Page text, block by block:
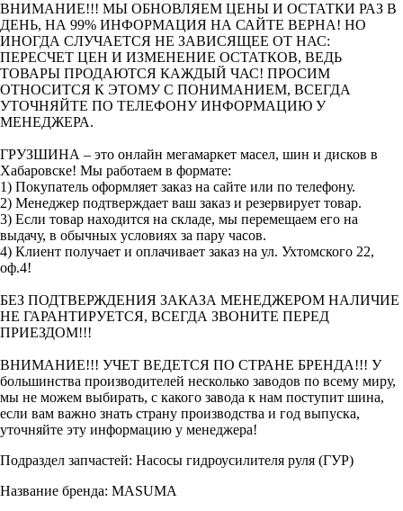
ВНИМАНИЕ!!! МЫ ОБНОВЛЯЕМ ЦЕНЫ И ОСТАТКИ РАЗ В
ДЕНЬ, НА 99% ИНФОРМАЦИЯ НА САЙТЕ ВЕРНА! НО
ИНОГДА СЛУЧАЕТСЯ НЕ ЗАВИСЯЩЕЕ ОТ НАС:
ПЕРЕСЧЕТ ЦЕН И ИЗМЕНЕНИЕ ОСТАТКОВ, ВЕДЬ
ТОВАРЫ ПРОДАЮТСЯ КАЖДЫЙ ЧАС! ПРОСИМ
ОТНОСИТСЯ К ЭТОМУ С ПОНИМАНИЕМ, ВСЕГДА
УТОЧНЯЙТЕ ПО ТЕЛЕФОНУ ИНФОРМАЦИЮ У
МЕНЕДЖЕРА.
ГРУЗШИНА – это онлайн мегамаркет масел, шин и дисков в
Хабаровске! Мы работаем в формате:
1) Покупатель оформляет заказ на сайте или по телефону.
2) Менеджер подтверждает ваш заказ и резервирует товар.
3) Если товар находится на складе, мы перемещаем его на
выдачу, в обычных условиях за пару часов.
4) Клиент получает и оплачивает заказ на ул. Ухтомского 22,
оф.4!
БЕЗ ПОДТВЕРЖДЕНИЯ ЗАКАЗА МЕНЕДЖЕРОМ НАЛИЧИЕ
НЕ ГАРАНТИРУЕТСЯ, ВСЕГДА ЗВОНИТЕ ПЕРЕД
ПРИЕЗДОМ!!!
ВНИМАНИЕ!!! УЧЕТ ВЕДЕТСЯ ПО СТРАНЕ БРЕНДА!!! У
большинства производителей несколько заводов по всему миру,
мы не можем выбирать, с какого завода к нам поступит шина,
если вам важно знать страну производства и год выпуска,
уточняйте эту информацию у менеджера!
Подраздел запчастей: Насосы гидроусилителя руля (ГУР)
Название бренда: MASUMA